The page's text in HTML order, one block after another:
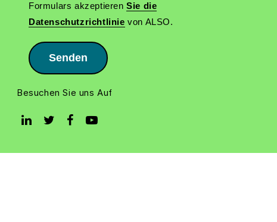
Formulars akzeptierenSie die
Datenschutzrichtlinie von ALSO.
Senden
Besuchen Sie uns Auf